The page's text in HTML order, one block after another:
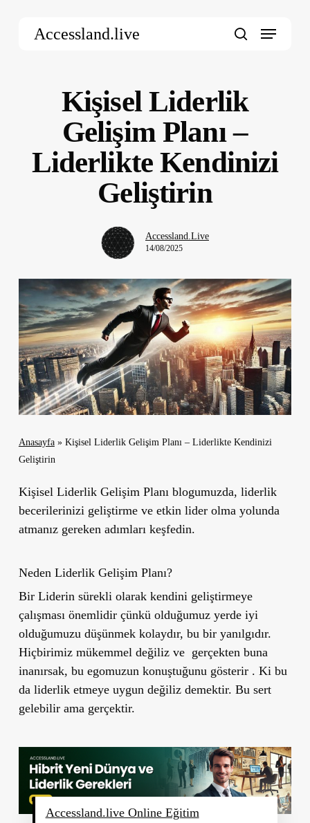
Accessland.live Menu
Kişisel Liderlik
Gelişim Planı –
Liderlikte Kendinizi
Geliştirin
Accessland.Live
14/08/2025
Anasayfa» Kişisel Liderlik Gelişim Planı – Liderlikte Kendinizi
Geliştirin
Kişisel Liderlik Gelişim Planı blogumuzda, liderlik
becerilerinizi geliştirme ve etkin lider olma yolunda
atmanız gereken adımları keşfedin.
Neden Liderlik Gelişim Planı?
Bir Liderin sürekli olarak kendini geliştirmeye
çalışması önemlidir çünkü olduğumuz yerde iyi
olduğumuzu düşünmek kolaydır, bu bir yanılgıdır.
Hiçbirimiz mükemmel değiliz ve gerçekten buna
inanırsak, bu egomuzun konuştuğunu gösterir . Ki bu
da liderlik etmeye uygun değiliz demektir. Bu sert
gelebilir ama gerçektir.
Accessland.live Online Eğitim